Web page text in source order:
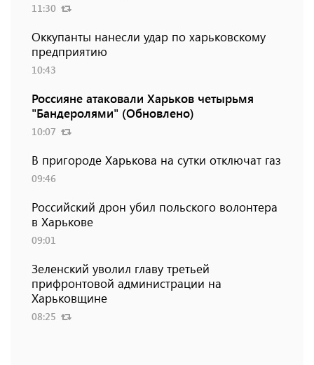
11:30
Оккупанты нанесли удар по харьковскому
предприятию
10:43
Россияне атаковали Харьков четырьмя
"Бандеролями" (Обновлено)
10:07
В пригороде Харькова на сутки отключат газ
09:46
Российский дрон убил польского волонтера
в Харькове
09:01
Зеленский уволил главу третьей
прифронтовой администрации на
Харьковщине
08:25